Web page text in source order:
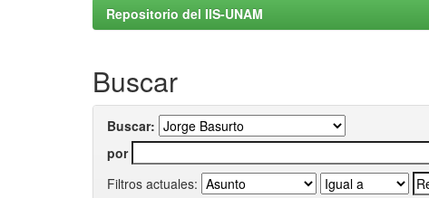
Repositorio del IIS-UNAM
Buscar
Buscar:
por
Filtros actuales: